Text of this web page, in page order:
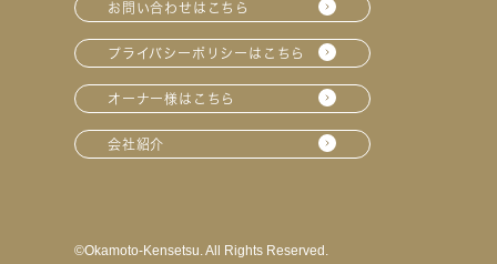
お問い合わせはこちら
プライバシーポリシーはこちら
オーナー様はこちら
会社紹介
©︎Okamoto-Kensetsu. All Rights Reserved.